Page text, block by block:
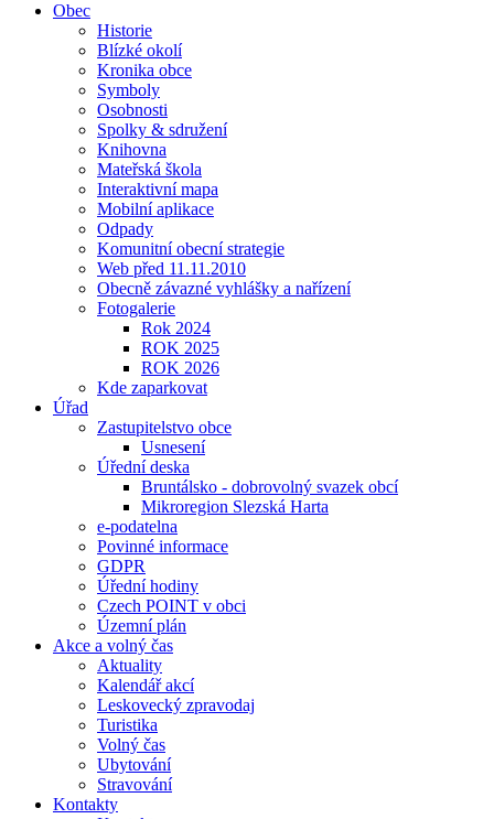
Obec
Historie
Blízké okolí
Kronika obce
Symboly
Osobnosti
Spolky & sdružení
Knihovna
Mateřská škola
Interaktivní mapa
Mobilní aplikace
Odpady
Komunitní obecní strategie
Web před 11.11.2010
Obecně závazné vyhlášky a nařízení
Fotogalerie
Rok 2024
ROK 2025
ROK 2026
Kde zaparkovat
Úřad
Zastupitelstvo obce
Usnesení
Úřední deska
Bruntálsko - dobrovolný svazek obcí
Mikroregion Slezská Harta
e-podatelna
Povinné informace
GDPR
Úřední hodiny
Czech POINT v obci
Územní plán
Akce a volný čas
Aktuality
Kalendář akcí
Leskovecký zpravodaj
Turistika
Volný čas
Ubytování
Stravování
Kontakty